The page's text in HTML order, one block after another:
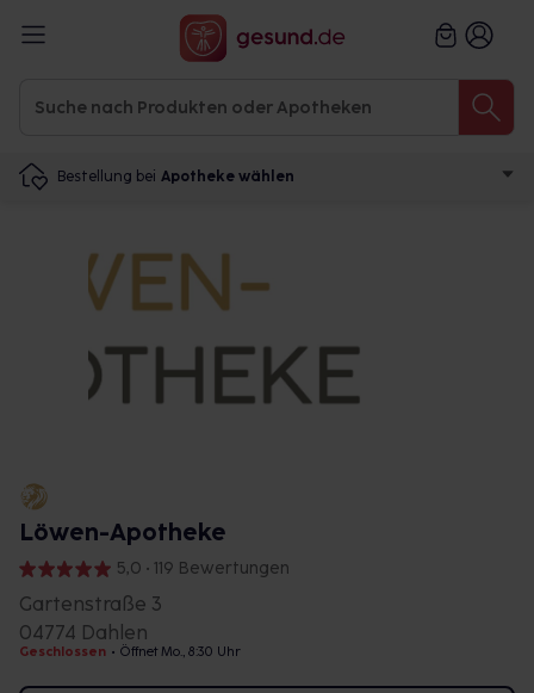
Bestellung bei Apotheke wählen
Löwen-Apotheke
5,0 • 119 Bewertungen
Gartenstraße 3
04774 Dahlen
Geschlossen • Öffnet Mo., 8:30 Uhr